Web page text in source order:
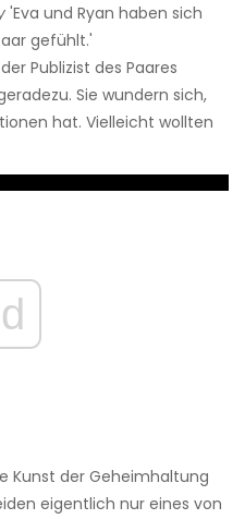
'Eva und Ryan haben sich
gefühlt.'
Publizist des Paares
Sie wundern sich,
hat. Vielleicht wollten
Kunst der Geheimhaltung
eigentlich nur eines von